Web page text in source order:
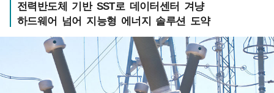
전력반도체 기반 SST로 데이터센터 겨냥
하드웨어 넘어 지능형 에너지 솔루션 도약